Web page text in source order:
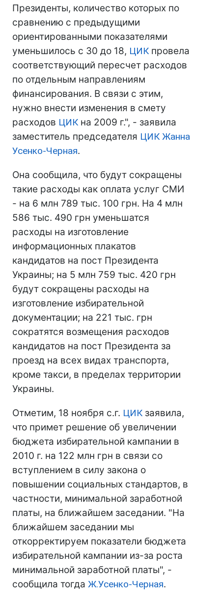
Президенты, количество которых по
сравнению с предыдущими
ориентированными показателями
уменьшилось с 30 до 18, ЦИКпровела
соответствующий пересчет расходов
по отдельным направлениям
финансирования. В связи с этим,
нужно внести изменения в смету
расходов ЦИКна 2009 г.", - заявила
заместитель председателя ЦИК Жанна
Усенко-Черная.
Она сообщила, что будут сокращены
такие расходы как оплата услуг СМИ
- на 6 млн 789 тыс. 100 грн. На 4 млн
586 тыс. 490 грн уменьшатся
расходы на изготовление
информационных плакатов
кандидатов на пост Президента
Украины; на 5 млн 759 тыс. 420 грн
будут сокращены расходы на
изготовление избирательной
документации; на 221 тыс. грн
сократятся возмещения расходов
кандидатов на пост Президента за
проезд на всех видах транспорта,
кроме такси, в пределах территории
Украины.
Отметим, 18 ноября с.г. ЦИКзаявила,
что примет решение об увеличении
бюджета избирательной кампании в
2010 г. на 122 млн грн в связи со
вступлением в силу закона о
повышении социальных стандартов, в
частности, минимальной заработной
платы, на ближайшем заседании. "На
ближайшем заседании мы
откорректируем показатели бюджета
избирательной кампании из-за роста
минимальной заработной платы", -
сообщила тогда Ж.Усенко-Черная.